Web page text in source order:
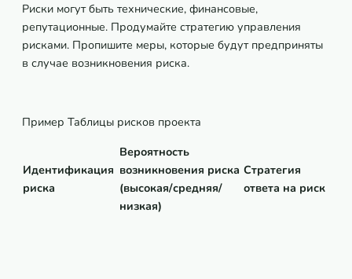
Риски могут быть технические, финансовые,
репутационные. Продумайте стратегию управления
рисками. Пропишите меры, которые будут предприняты
в случае возникновения риска.
Пример Таблицы рисков проекта
Идентификация
риска
Вероятность
возникновения риска
(высокая/средняя/
низкая)
Стратегия
ответа на риск